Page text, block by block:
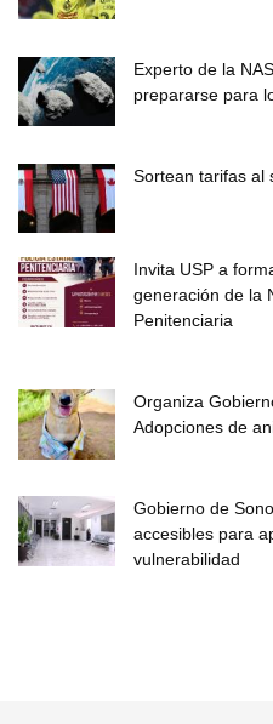
Experto de la
prepararse para
Sortean tarifas al
Invita USP a
generación de la
Penitenciaria
Organiza
Adopciones de
Gobierno de
accesibles para
vulnerabilidad